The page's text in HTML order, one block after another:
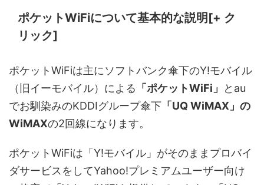
ポケットWiFiについて基本的な説明[+ ク
リック]
ポケットWiFiは主にソフトバンク傘下のY!モバイル
（旧イーモバイル）による 「ポケットWiFi」
とau
でお馴染みのKDDIグループ傘下 「UQ WiMAX」の
WiMAXの2回線になります。
ポケットWiFiは「Y!モバイル」がそのままプロバイ
ダサービスをしてYahoo!プレミアムユーザー向け